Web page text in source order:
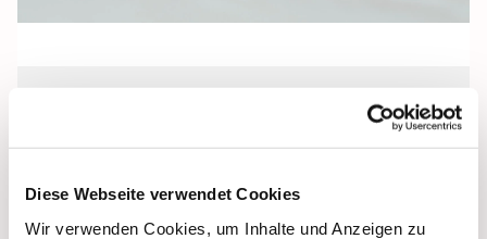
Diese Webseite verwendet Cookies
Wir verwenden Cookies, um Inhalte und Anzeigen zu
Freitag, 6. August 2027, 18:00 Uhr
Pfarrkeller, Stralsund, Frankenwall 7,
18439 Stralsund